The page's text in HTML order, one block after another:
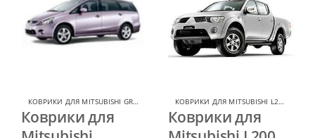
КОВРИКИ ДЛЯ MITSUBISHI GRANDIS КОВРИКИ ДЛЯ MITSUBISHI
Коврики для
КОВРИКИ ДЛЯ MITSUBISHI L200
Коврики для